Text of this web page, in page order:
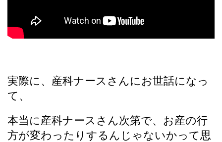
実際に、産科ナースさんにお世話になっ
て、
本当に産科ナースさん次第で、お産の行
方が変わったりするんじゃないかって思